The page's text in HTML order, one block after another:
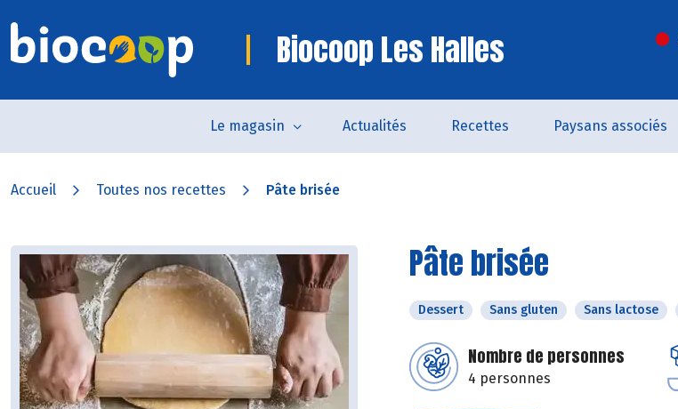
Biocoop Les Halles
Le magasin Actualités Recettes Paysans associés
Accueil Toutes nos recettes Pâte brisée
Pâte brisée
Dessert Sans gluten Sans lactose
Nombre de personnes
4 personnes